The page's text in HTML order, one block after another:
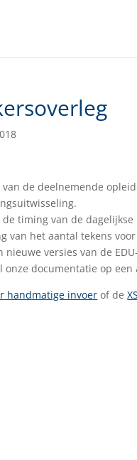
de deelnemende
timing van de
van het aantal tekens
versies van de
onze documentatie op
handmatige invoer of de